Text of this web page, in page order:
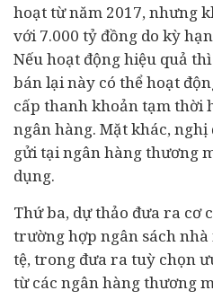
hoạt từ năm 2017, nhưng
với 7.000 tỷ đồng do kỳ
Nếu hoạt động hiệu quả
bán lại này có thể hoạt
cấp thanh khoản tạm thời
ngân hàng. Mặt khác,
gửi tạingân hàng thương
dụng.
Thứ ba, dự thảo đưa ra cơ
trường hợp ngân sách
tệ, trong đưa ra tuỳ chọn
từ các ngân hàng thương